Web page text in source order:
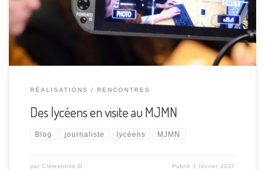
délicate. On ne sait jamais trop quoi […]
RÉALISATIONS RENCONTRES
Des lycéens en visite au MJMN
Blog journaliste lycéens MJMN
par Clémentine D Publié 1 février 2017